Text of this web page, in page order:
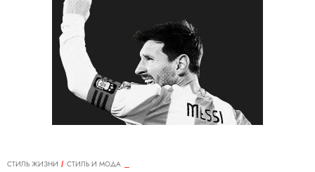
СТИЛЬ ЖИЗНИ
СТИЛЬ И МОДА